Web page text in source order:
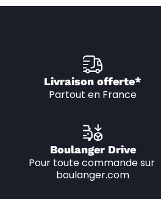
Livraison offerte*
Partout en France
Boulanger Drive
Pour toute commande sur
boulanger.com